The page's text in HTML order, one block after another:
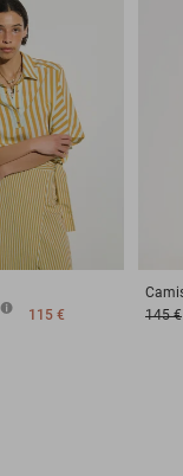
115 €
145 €